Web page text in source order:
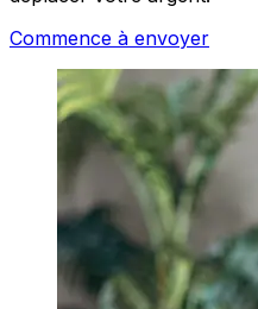
Commence à envoyer